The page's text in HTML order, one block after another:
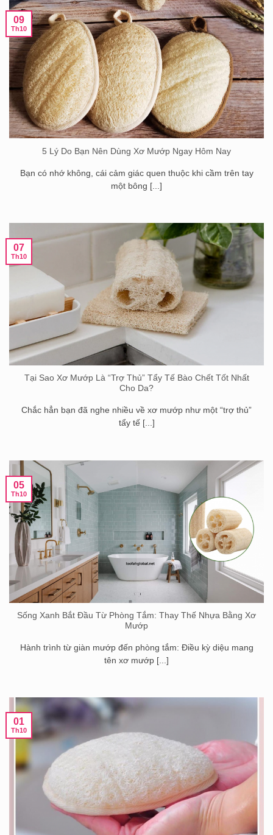
5 Lý Do Bạn Nên Dùng Xơ Mướp Ngay Hôm Nay
Bạn có nhớ không, cái cảm giác quen thuộc khi cầm trên tay
một bông [...]
09
Th10
Tại Sao Xơ Mướp Là “Trợ Thủ” Tẩy Tế Bào Chết Tốt Nhất
Cho Da?
Chắc hẳn bạn đã nghe nhiều về xơ mướp như một “trợ thủ”
tẩy tế [...]
07
Th10
Sống Xanh Bắt Đầu Từ Phòng Tắm: Thay Thế Nhựa Bằng Xơ
Mướp
Hành trình từ giàn mướp đến phòng tắm: Điều kỳ diệu mang
tên xơ mướp [...]
05
Th10
01
Th10